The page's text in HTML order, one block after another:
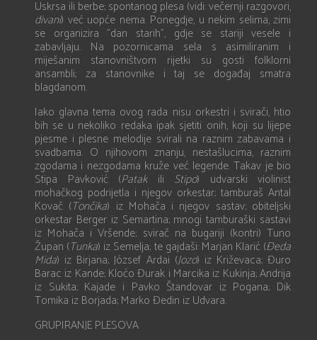
Uskrsa ili berbe; spontanog plesa (vidi: večernji razgovori,
divani) već uopće nema. Ponegdje, u nekim selima, zimi
se organizira ”dan starih”, gdje se stariji vesele i
zabavljaju. Na pozornicama sela s asimiliranim i
miješanim stanovništvom rijetki su gosti folklorni
ansambli; za stanovnike i taj se događaj smatra
blagdanom.
Iako glavna tema ovog rada nisu orkestri i svirači, htio
bih se u nekoliko redaka ipak sjetiti onih, koji su lijepe
pjesme i plesne melodije svirali na raznim zabavama i
svadbama. O njihovom znanju, nestašlucima, raznim
zgodama i nezgodama kruže već legende. Takav je bio
Stipa Pavković (Patakili Stipo) udvarski violinist
mohačkog podrijetla i njegov orkestar; tamburaš Antal
Kovač (Tončika) iz Mohača i njegov sastav; obiteljski
orkestar Berger iz Semartina; mnogi tamburaški sastavi
iz Mohača i Vršende; svirač na bugariji (kontri) Tuno
Župan (Tunka) iz Semelja; te gajdaši: Marjan Klarić (Đeda
Mida) iz Birjana; József Ardai (Jozo) iz Križevaca; Đuro
Barac iz Kande; Kloćo Đurak i Marcika iz Kukinja; Andrija
iz Sukita; Kajade i Pavko Štandovar iz Pogana; Dik
Tomika iz Borjada; Marko Đedin iz Udvara.
GRUPIRANJE PLESOVA